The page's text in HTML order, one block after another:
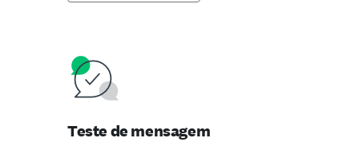
Teste de mensagem